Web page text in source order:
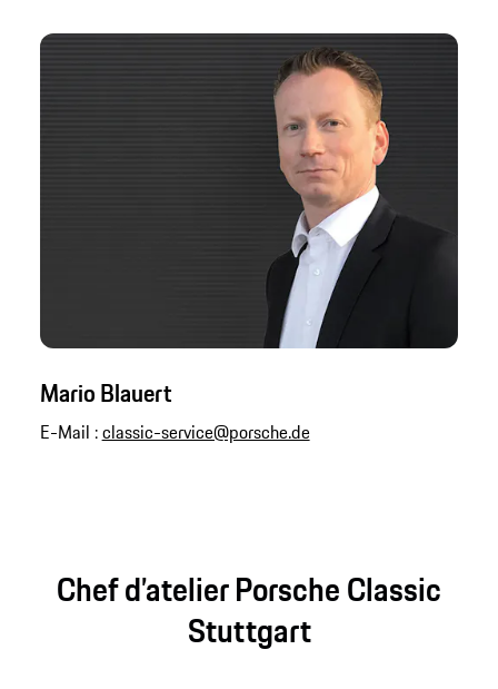
Mario Blauert
E-Mail :classic-service@porsche.de
Chef d’atelier Porsche Classic
Stuttgart